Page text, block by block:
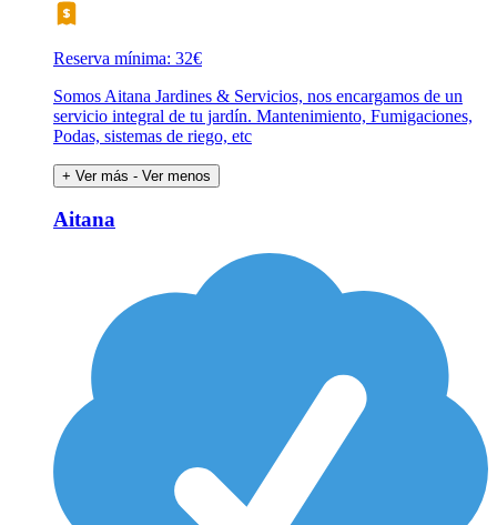
Reserva mínima: 32€
Somos Aitana Jardines & Servicios, nos encargamos de un
servicio integral de tu jardín. Mantenimiento, Fumigaciones,
Podas, sistemas de riego, etc
+ Ver más - Ver menos
Aitana